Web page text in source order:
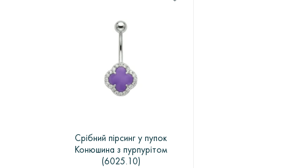
Срібний пірсинг у пупок
Конюшина з пурпурітом
(6025.10)